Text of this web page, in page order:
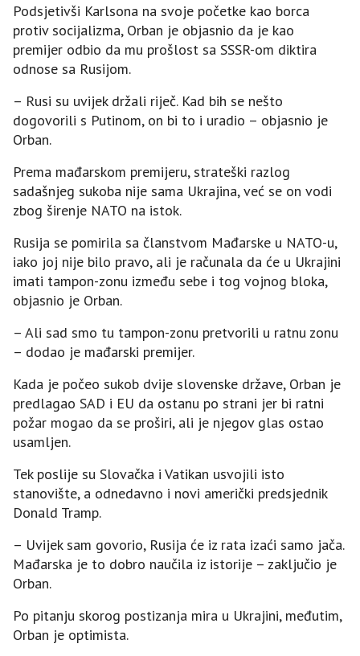
Podsjetivši Karlsona na svoje početke kao borca
protiv socijalizma, Orban je objasnio da je kao
premijer odbio da mu prošlost sa SSSR-om diktira
odnose sa Rusijom.
– Rusi su uvijek držali riječ. Kad bih se nešto
dogovorili s Putinom, on bi to i uradio – objasnio je
Orban.
Prema mađarskom premijeru, strateški razlog
sadašnjeg sukoba nije sama Ukrajina, već se on vodi
zbog širenje NATO na istok.
Rusija se pomirila sa članstvom Mađarske u NATO-u,
iako joj nije bilo pravo, ali je računala da će u Ukrajini
imati tampon-zonu između sebe i tog vojnog bloka,
objasnio je Orban.
– Ali sad smo tu tampon-zonu pretvorili u ratnu zonu
– dodao je mađarski premijer.
Kada je počeo sukob dvije slovenske države, Orban je
predlagao SAD i EU da ostanu po strani jer bi ratni
požar mogao da se proširi, ali je njegov glas ostao
usamljen.
Tek poslije su Slovačka i Vatikan usvojili isto
stanovište, a odnedavno i novi američki predsjednik
Donald Tramp.
– Uvijek sam govorio, Rusija će iz rata izaći samo jača.
Mađarska je to dobro naučila iz istorije – zaključio je
Orban.
Po pitanju skorog postizanja mira u Ukrajini, međutim,
Orban je optimista.